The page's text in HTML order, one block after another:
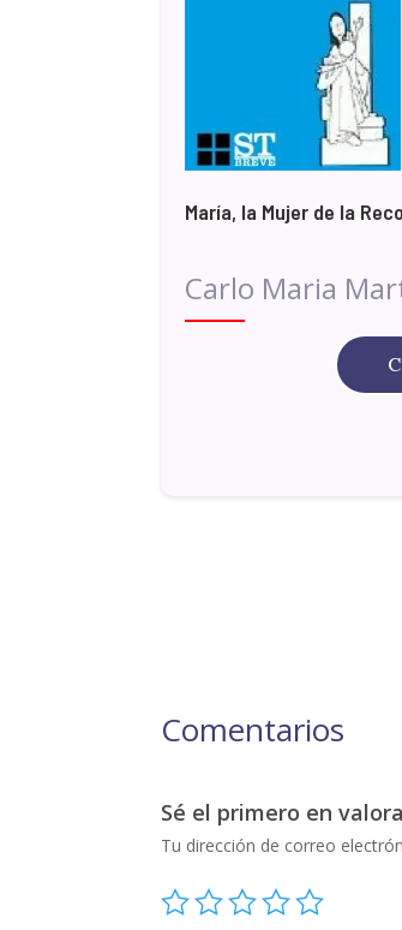
María, la Mujer de la
Carlo Maria
Comentarios
Sé el primero en
Tu dirección de correo